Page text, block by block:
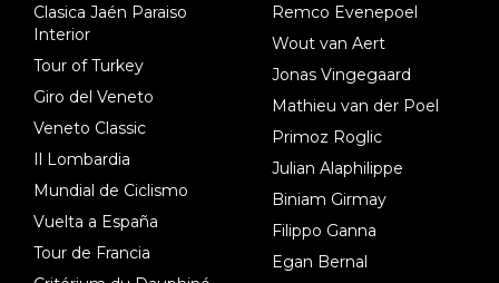
Clasica Jaén Paraiso
Interior
Tour of Turkey
Giro del Veneto
Veneto Classic
Il Lombardia
Mundial de Ciclismo
Vuelta a España
Tour de Francia
Remco Evenepoel
Wout van Aert
Jonas Vingegaard
Mathieu van der Poel
Primoz Roglic
Julian Alaphilippe
Biniam Girmay
Filippo Ganna
Egan Bernal